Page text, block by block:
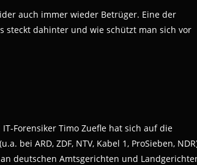
auch immer wieder Betrüger. Eine der
steckt dahinter und wie schützt man sich vor
Forensiker Timo Zuefle hat sich auf die
bei ARD, ZDF, NTV, Kabel 1, ProSieben,
deutschen Amtsgerichten und